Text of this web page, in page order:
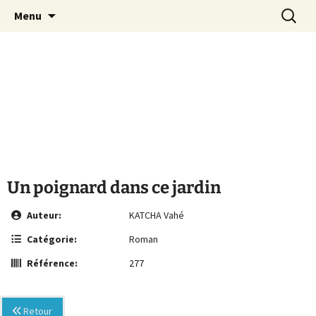
MCA Vienne
Le site de la Maison de la Culture
Arménienne de Vienne
Menu
Un poignard dans ce jardin
Auteur:
KATCHA Vahé
Catégorie:
Roman
Référence:
277
Retour